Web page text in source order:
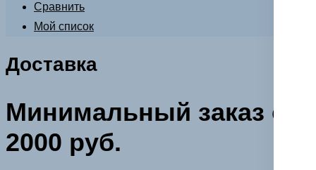
Сравнить
Мой список
Доставка
Минимальный заказ от
2000 руб.